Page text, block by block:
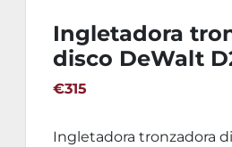
Ingletadora
disco DeWalt
€315
Ingletadora tronzadora